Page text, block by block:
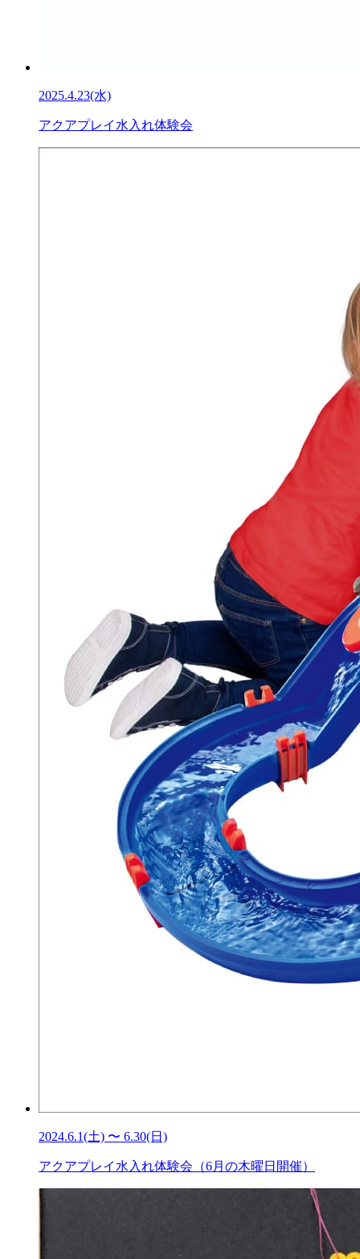
2025.4.23(水)
アクアプレイ水入れ体験会
2024.6.1(土) 〜 6.30(日)
アクアプレイ水入れ体験会（6月の木曜日開催）